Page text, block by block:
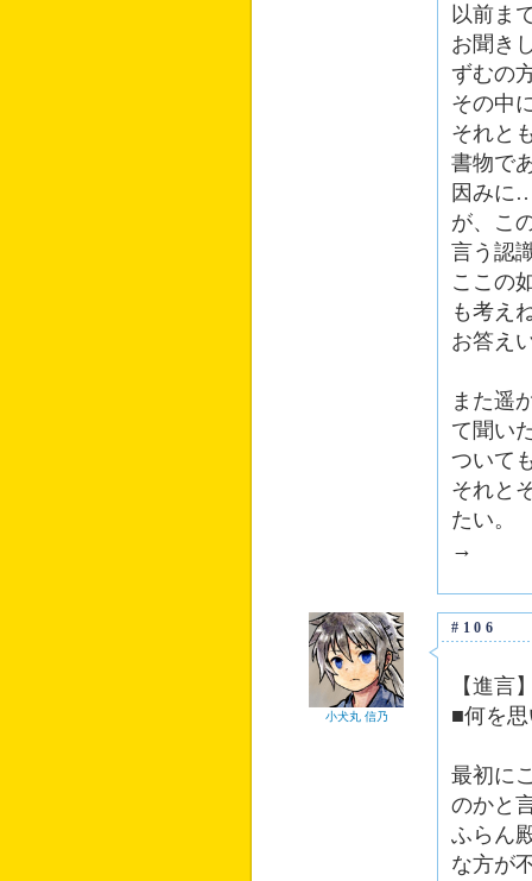
以前ま
お聞き
ずむの
その中
それと
書物で
因みに
が、こ
言う認
ここの
も考え
お答え
また遥
て聞い
ついて
それと
たい。
→
小犬丸 信乃
#106
【進言
■何を
最初に
のかと
ふらん
な方が